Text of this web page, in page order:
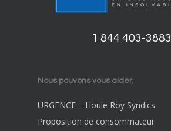
1 844 403-3883
Nous pouvons vous aider.
URGENCE – Houle Roy Syndics
Proposition de consommateur